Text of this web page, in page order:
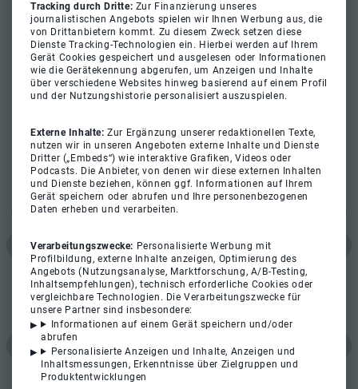
Tracking durch Dritte: Zur Finanzierung unseres
journalistischen Angebots spielen wir Ihnen Werbung aus, die
von Drittanbietern kommt. Zu diesem Zweck setzen diese
Dienste Tracking-Technologien ein. Hierbei werden auf Ihrem
Gerät Cookies gespeichert und ausgelesen oder Informationen
wie die Gerätekennung abgerufen, um Anzeigen und Inhalte
über verschiedene Websites hinweg basierend auf einem Profil
und der Nutzungshistorie personalisiert auszuspielen.
Externe Inhalte:Zur Ergänzung unserer redaktionellen Texte,
nutzen wir in unseren Angeboten externe Inhalte und Dienste
Dritter („Embeds“) wie interaktive Grafiken, Videos oder
Podcasts. Die Anbieter, von denen wir diese externen Inhalten
und Dienste beziehen, können ggf. Informationen auf Ihrem
Gerät speichern oder abrufen und Ihre personenbezogenen
Daten erheben und verarbeiten.
Verarbeitungszwecke: Personalisierte Werbung mit
Profilbildung, externe Inhalte anzeigen, Optimierung des
Angebots (Nutzungsanalyse, Marktforschung, A/B-Testing,
Inhaltsempfehlungen), technisch erforderliche Cookies oder
vergleichbare Technologien. Die Verarbeitungszwecke für
unsere Partner sind insbesondere:
Informationen auf einem Gerät speichern und/oder
abrufen
Personalisierte Anzeigen und Inhalte, Anzeigen und
Inhaltsmessungen, Erkenntnisse über Zielgruppen und
Produktentwicklungen